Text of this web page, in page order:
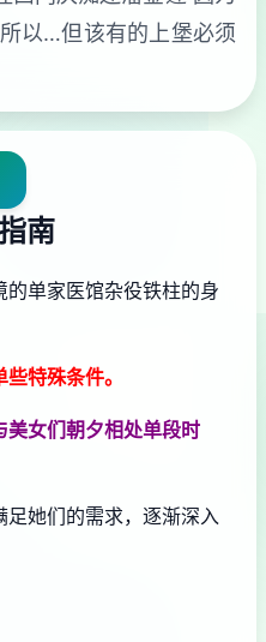
以…但该有的上堡必须
南
单家医馆杂役铁柱的身
特殊条件。
美女们朝夕相处单段时
她们的需求，逐渐深入